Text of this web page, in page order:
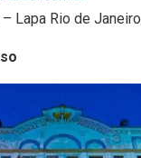
Lapa Rio de Janeiro